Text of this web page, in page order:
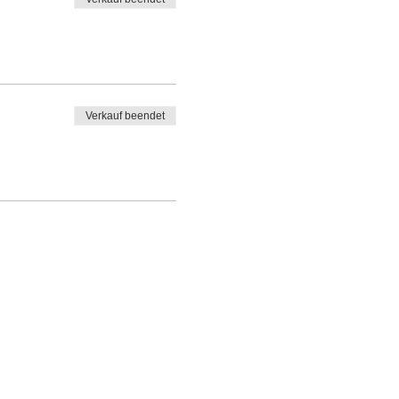
- Cadeaux du
Verkauf beendet